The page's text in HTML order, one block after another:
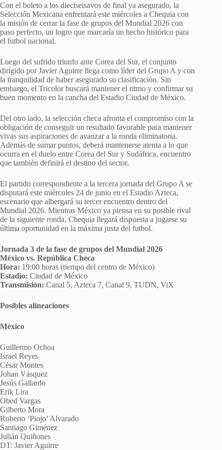
Con el boleto a los dieciseisavos de final ya asegurado, la
Selección Mexicana enfrentará este miércoles a Chequia con
la misión de cerrar la fase de grupos del Mundial 2026 con
paso perfecto, un logro que marcaría un hecho histórico para
el futbol nacional.
Luego del sufrido triunfo ante Corea del Sur, el conjunto
dirigido por Javier Aguirre llega como líder del Grupo A y con
la tranquilidad de haber asegurado su clasificación. Sin
embargo, el Tricolor buscará mantener el ritmo y confirmar su
buen momento en la cancha del Estadio Ciudad de México.
Del otro lado, la selección checa afronta el compromiso con la
obligación de conseguir un resultado favorable para mantener
vivas sus aspiraciones de avanzar a la ronda eliminatoria.
Además de sumar puntos, deberá mantenerse atenta a lo que
ocurra en el duelo entre Corea del Sur y Sudáfrica, encuentro
que también definirá el destino del sector.
El partido correspondiente a la tercera jornada del Grupo A se
disputará este miércoles 24 de junio en el Estadio Azteca,
escenario que albergará su tercer encuentro dentro del
Mundial 2026. Mientras México ya piensa en su posible rival
de la siguiente ronda, Chequia llegará dispuesta a jugarse su
última oportunidad en la máxima justa del futbol.
Jornada 3 de la fase de grupos del Mundial 2026
México vs. República Checa
Hora: 19:00 horas (tiempo del centro de México)
Estadio: Ciudad de México
Transmisión: Canal 5, Azteca 7, Canal 9, TUDN, ViX
Posibles alineaciones
México
Guillermo Ochoa
Israel Reyes
César Montes
Johan Vásquez
Jesús Gallardo
Erik Lira
Obed Vargas
Gilberto Mora
Roberto ‘Piojo’ Alvarado
Santiago Giménez
Julián Quiñones
DT: Javier Aguirre